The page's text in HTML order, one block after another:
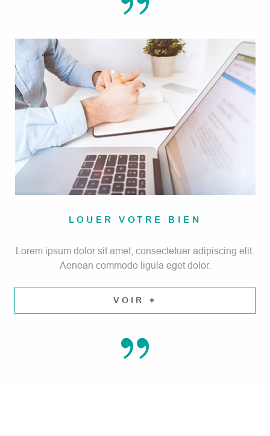
LOUER VOTRE BIEN
Lorem ipsum dolor sit amet, consectetuer adipiscing elit.
Aenean commodo ligula eget dolor.
VOIR +